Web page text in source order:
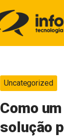
Uncategorized
Como
solução